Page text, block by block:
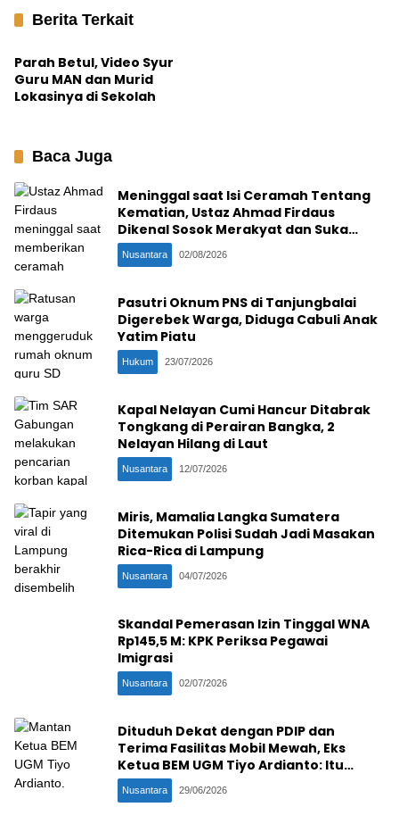
Berita Terkait
Hukum
Parah Betul, Video Syur
Guru MAN dan Murid
Lokasinya di Sekolah
Baca Juga
Meninggal saat Isi Ceramah Tentang
Kematian, Ustaz Ahmad Firdaus
Dikenal Sosok Merakyat dan Suka
Ngopi Bareng
Nusantara 02/08/2026
Pasutri Oknum PNS di Tanjungbalai
Digerebek Warga, Diduga Cabuli Anak
Yatim Piatu
Hukum 23/07/2026
Kapal Nelayan Cumi Hancur Ditabrak
Tongkang di Perairan Bangka, 2
Nelayan Hilang di Laut
Nusantara 12/07/2026
Miris, Mamalia Langka Sumatera
Ditemukan Polisi Sudah Jadi Masakan
Rica-Rica di Lampung
Nusantara 04/07/2026
Skandal Pemerasan Izin Tinggal WNA
Rp145,5 M: KPK Periksa Pegawai
Imigrasi
Nusantara 02/07/2026
Dituduh Dekat dengan PDIP dan
Terima Fasilitas Mobil Mewah, Eks
Ketua BEM UGM Tiyo Ardianto: Itu
Cocoklogi, Mereka Bohong!
Nusantara 29/06/2026